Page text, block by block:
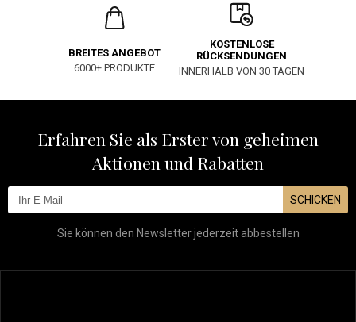
BREITES ANGEBOT
6000+ PRODUKTE
KOSTENLOSE
RÜCKSENDUNGEN
INNERHALB VON 30 TAGEN
Erfahren Sie als Erster von geheimen
Aktionen und Rabatten
SCHICKEN
Sie können den Newsletter jederzeit abbestellen